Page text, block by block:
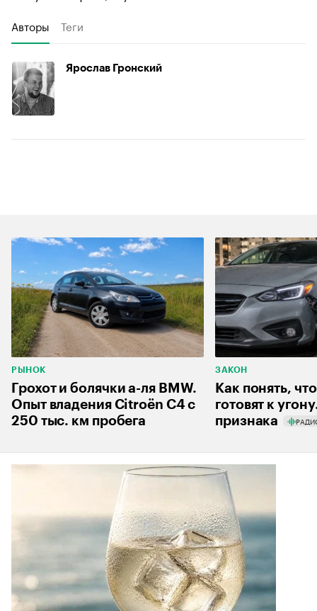
Авторы Теги
Ярослав Гронский
РЫНОК
Грохот и болячки а-ля BMW.
Опыт владения Citroёn C4 с
250 тыс. км пробега
ЗАКОН
Как понять,
готовят к
признака